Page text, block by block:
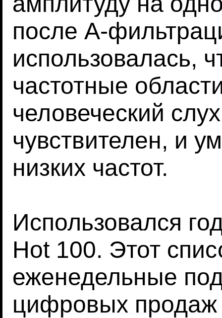
после А-
использовалась,
частотные
человеческий
чувствителен, и
низких частот.
Использовался
Hot 100. Этот
еженедельные
цифровых продаж